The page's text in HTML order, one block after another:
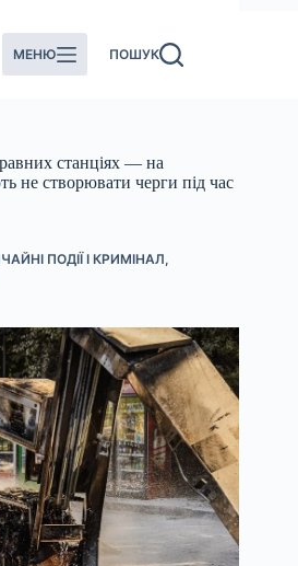
МЕНЮ ПОШУК
станціях — на
не створювати черги під час
ПОДІЇ І КРИМІНАЛ,